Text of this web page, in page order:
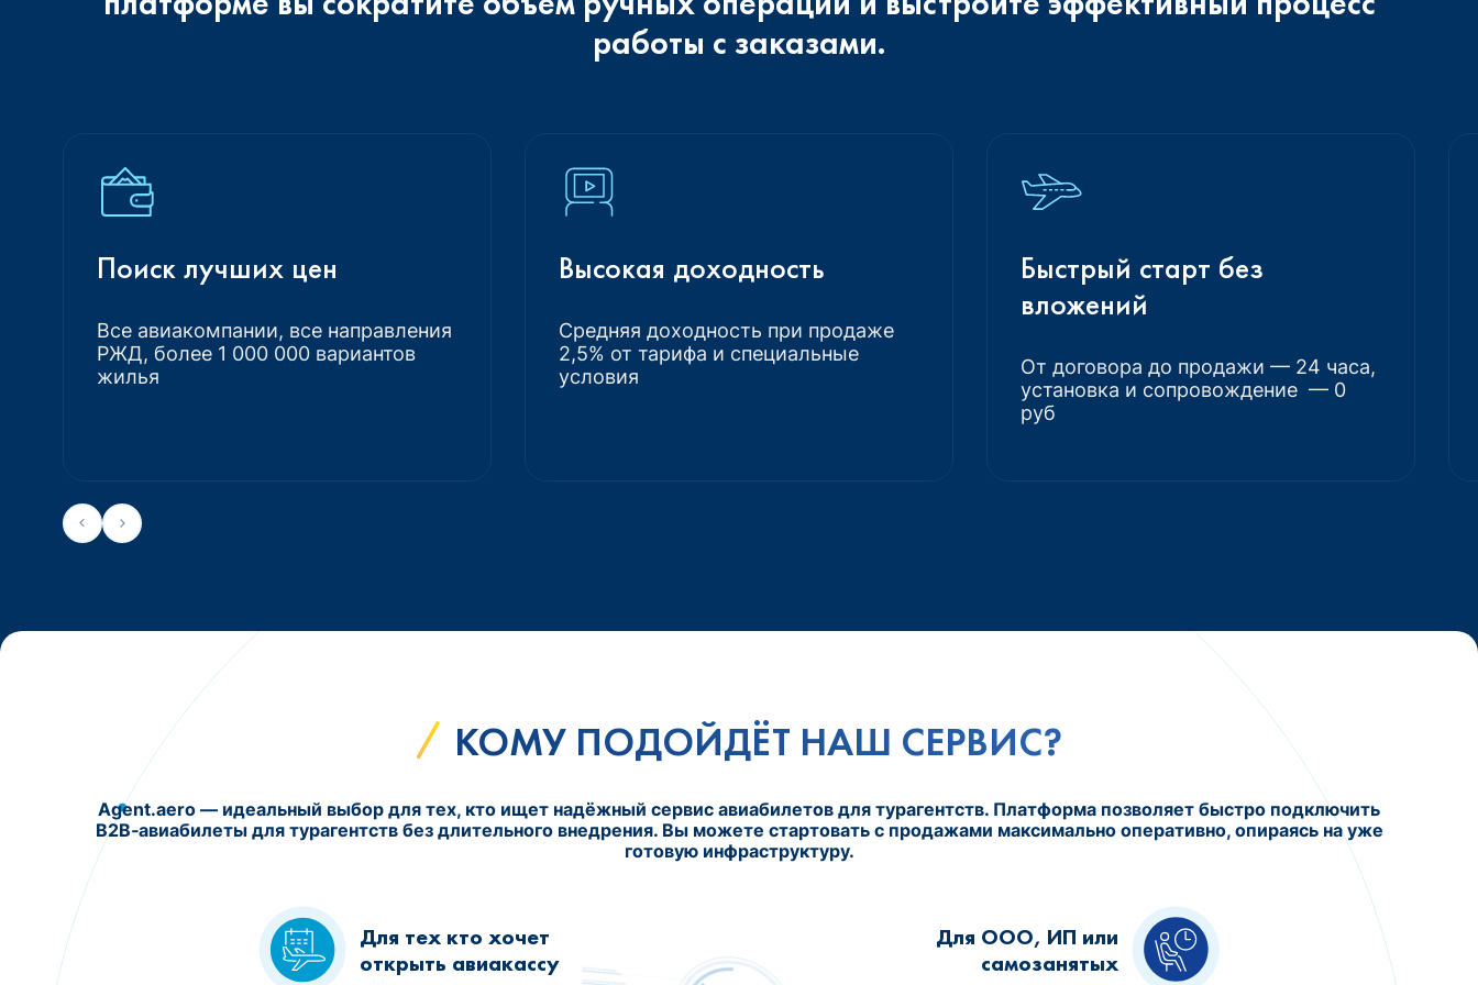
работы с заказами.
Поиск лучших цен
Все авиакомпании, все направления
РЖД, более 1 000 000 вариантов
жилья
Высокая доходность
Средняя доходность при продаже
2,5% от тарифа и специальные
условия
Быстрый старт без
вложений
От договора до продажи — 24 часа,
установка и сопровождение — 0
руб
КОМУ ПОДОЙДЁТ НАШ СЕРВИС?
Agent.aero — идеальный выбор для тех, кто ищет надёжный сервис авиабилетов для турагентств. Платформа позволяет быстро подключить
B2B‑авиабилеты для турагентств без длительного внедрения. Вы можете стартовать с продажами максимально оперативно, опираясь на уже
готовую инфраструктуру.
Для тех кто хочет
открыть авиакассу
Для ООО, ИП или
самозанятых